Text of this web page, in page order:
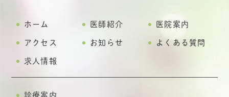
ホーム 医師紹介 医院案内
アクセス お知らせ よくある質問
求人情報
診療案内